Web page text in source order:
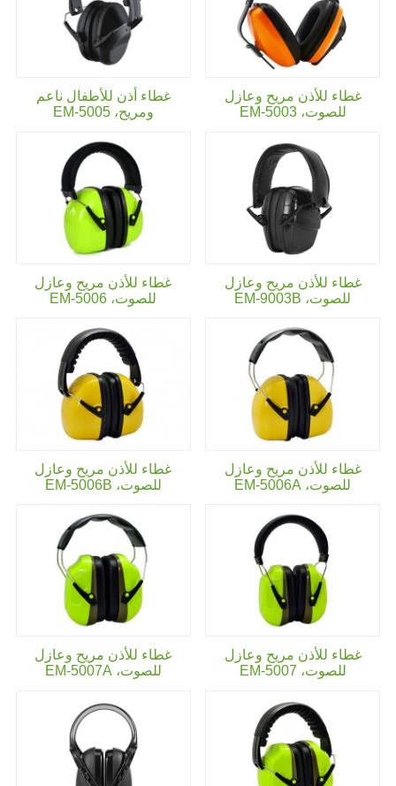
غطاء للأذن مريح وعازل
للصوت،EM-5003
غطاء أذن للأطفال ناعم
ومريح،EM-5005
غطاء للأذن مريح وعازل
للصوت، EM-9003B
غطاء للأذن مريح وعازل
للصوت، EM-5006
غطاء للأذن مريح وعازل
للصوت، EM-5006A
غطاء للأذن مريح وعازل
للصوت، EM-5006B
غطاء للأذن مريح وعازل
للصوت، EM-5007
غطاء للأذن مريح وعازل
للصوت، EM-5007A